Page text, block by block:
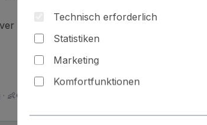
👶🚫 Nicht für Kinder · ⚙️ Kleinteile / scharfe Kanten
Technisch erforderlich
Statistiken
Marketing
Komfortfunktionen